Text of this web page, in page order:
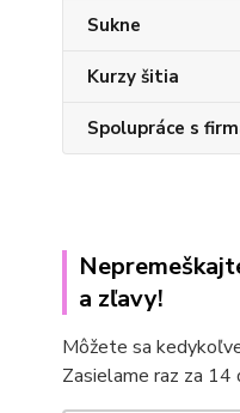
Sukne
Kurzy šitia
Spolupráce s
a zľavy!
Môžete sa
Zasielame raz za 14